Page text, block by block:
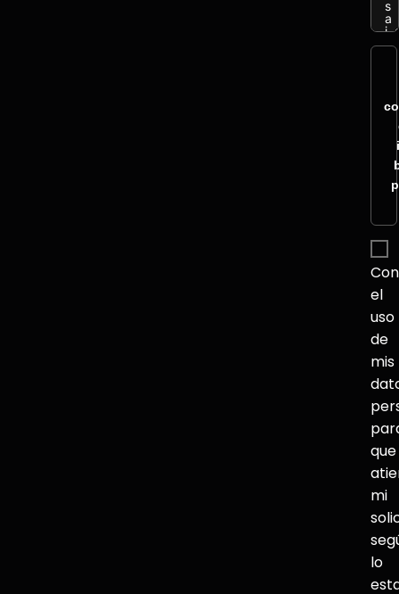
el
uso
de
mis
que
mi
lo